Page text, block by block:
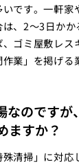
です。一軒家
、2〜3日かか
ゴミ屋敷レス
業」を掲げる
なのですが
ますか？
清掃」に対応